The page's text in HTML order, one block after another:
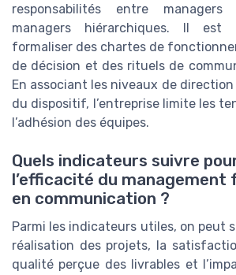
responsabilités entre
managers hiérarchiques. Il est
formaliser des chartes de
de décision et des rituels de
En associant les niveaux de
du dispositif, l’entreprise limite les
l’adhésion des équipes.
Quels indicateurs suivre
l’efficacité du management
en communication ?
Parmi les indicateurs utiles, on peut
réalisation des projets, la
qualité perçue des livrables et